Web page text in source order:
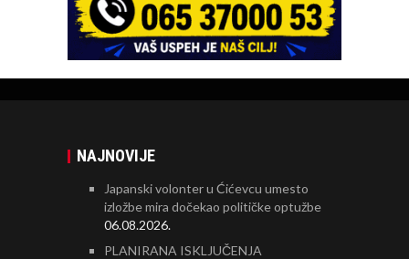
NAJNOVIJE
Japanski volonter u Ćićevcu umesto
izložbe mira dočekao političke optužbe
06.08.2026.
PLANIRANA ISKLJUČENJA